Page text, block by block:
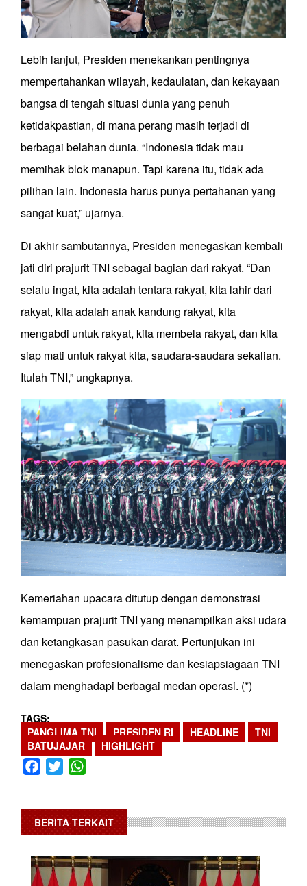
Lebih lanjut, Presiden menekankan pentingnya
mempertahankan wilayah, kedaulatan, dan kekayaan
bangsa di tengah situasi dunia yang penuh
ketidakpastian, di mana perang masih terjadi di
berbagai belahan dunia. “Indonesia tidak mau
memihak blok manapun. Tapi karena itu, tidak ada
pilihan lain. Indonesia harus punya pertahanan yang
sangat kuat,” ujarnya.
Di akhir sambutannya, Presiden menegaskan kembali
jati diri prajurit TNI sebagai bagian dari rakyat. “Dan
selalu ingat, kita adalah tentara rakyat, kita lahir dari
rakyat, kita adalah anak kandung rakyat, kita
mengabdi untuk rakyat, kita membela rakyat, dan kita
siap mati untuk rakyat kita, saudara-saudara sekalian.
Itulah TNI,” ungkapnya.
Kemeriahan upacara ditutup dengan demonstrasi
kemampuan prajurit TNI yang menampilkan aksi udara
dan ketangkasan pasukan darat. Pertunjukan ini
menegaskan profesionalisme dan kesiapsiagaan TNI
dalam menghadapi berbagai medan operasi. (*)
TAGS
PANGLIMA TNI
PRESIDEN RI HEADLINE
TNI
BATUJAJAR
HIGHLIGHT
Facebook
Twitter
BERITA TERKAIT